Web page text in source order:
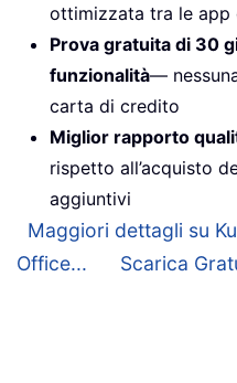
ottimizzata tra le app
Prova gratuita di 30
funzionalità—
carta di credito
Miglior rapporto
rispetto all’acquisto
aggiuntivi
Maggiori dettagli su
Office...
Scarica